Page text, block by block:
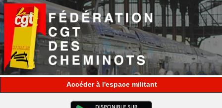
espace militant